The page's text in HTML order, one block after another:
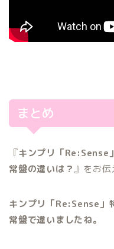
まとめ
『キンプリ「Re:Sense
常盤の違いは？』をお伝
キンプリ「Re:Sense」
常盤で違いましたね。